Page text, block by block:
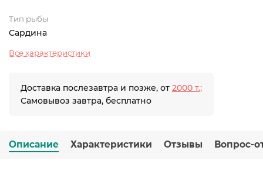
Тип рыбы
Сардина
Все характеристики
Доставка послезавтра и позже, от 2000 т.;
Самовывоз завтра, бесплатно
Описание Характеристики Отзывы Вопрос-